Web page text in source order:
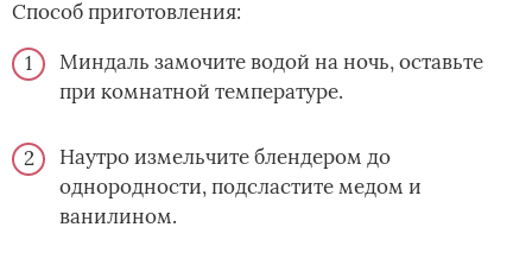
Способ приготовления:
Миндаль замочите водой на ночь, оставьте
при комнатной температуре.
Наутро измельчите блендером до
однородности, подсластите медом и
ванилином.